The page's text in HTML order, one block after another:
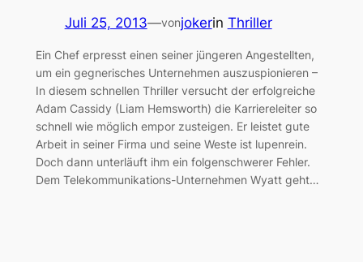
Juli 25, 2013—vonjokerin Thriller
Ein Chef erpresst einen seiner jüngeren Angestellten,
um ein gegnerisches Unternehmen auszuspionieren –
In diesem schnellen Thriller versucht der erfolgreiche
Adam Cassidy (Liam Hemsworth) die Karriereleiter so
schnell wie möglich empor zusteigen. Er leistet gute
Arbeit in seiner Firma und seine Weste ist lupenrein.
Doch dann unterläuft ihm ein folgenschwerer Fehler.
Dem Telekommunikations-Unternehmen Wyatt geht…